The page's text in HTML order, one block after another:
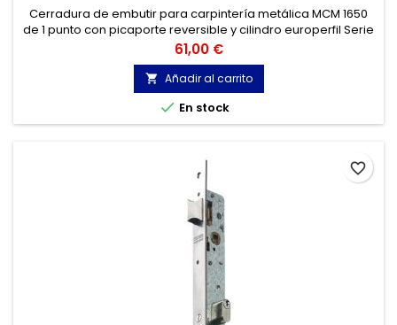
Cerradura de embutir para carpintería metálica MCM 1650
de 1 punto con picaporte reversible y cilindro europerfil Serie
E.
Precio
61,00 €
 Añadir al carrito
 En stock
favorite_border